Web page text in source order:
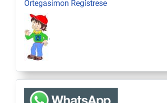
Ortegasimon Regístrese
.